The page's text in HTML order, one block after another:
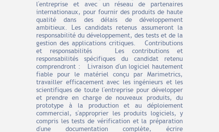
l'entreprise et avec un réseau de partenaires
internationaux, pour fournir des produits de haute
qualité dans des délais de développement
ambitieux. Les candidats retenus assumeront la
responsabilité du développement, des tests et de la
gestion des applications critiques. Contributions
et responsabilités Les contributions et
responsabilités spécifiques du candidat retenu
comprendront : Livraison d'un logiciel hautement
fiable pour le matériel conçu par Marimetrics,
travailler efficacement avec les ingénieurs et les
scientifiques de toute l'entreprise pour développer
et prendre en charge de nouveaux produits, du
prototype à la production et au déploiement
commercial, s'approprier les produits logiciels, y
compris les tests de vérification et la préparation
d'une documentation complète, écrire